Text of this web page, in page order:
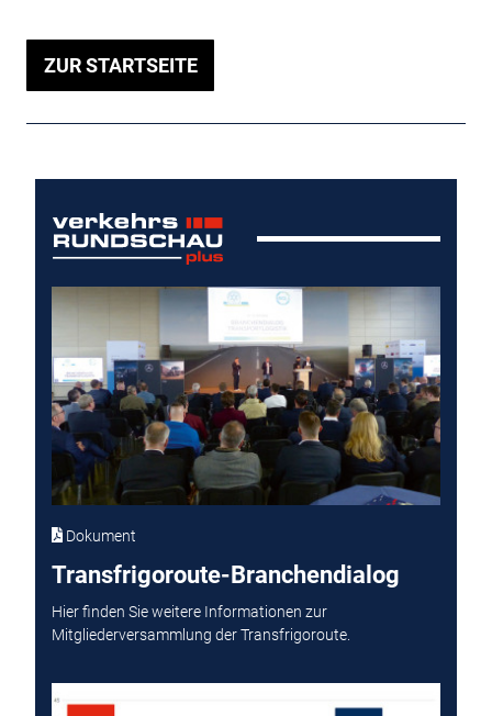
ZUR STARTSEITE
Dokument
Transfrigoroute-Branchendialog
Hier finden Sie weitere Informationen zur
Mitgliederversammlung der Transfrigoroute.